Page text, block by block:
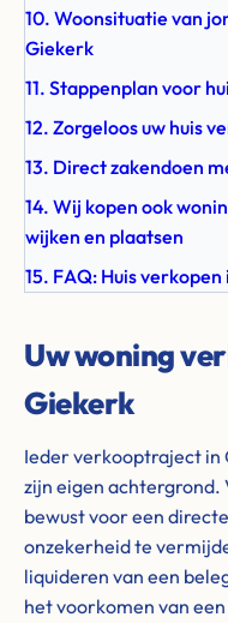
10. Woonsituatie van
Giekerk
11. Stappenplan voor
12. Zorgeloos uw huis
13. Direct zakendoen
14. Wij kopen ook
wijken en plaatsen
15. FAQ: Huis
Uw woning
Giekerk
Ieder verkooptraject in
zijn eigen achtergrond.
bewust voor een
onzekerheid te
liquideren van een
het voorkomen van